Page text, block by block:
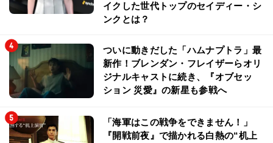
イクした世代トップのセイディー・シ
ンクとは？
ついに動きだした「ハムナプトラ」最
新作！ブレンダン・フレイザーらオリ
ジナルキャストに続き、『オブセッ
ション 災愛』の新星も参戦へ
「海軍はこの戦争をできません！」
『開戦前夜』で描かれる白熱の“机上